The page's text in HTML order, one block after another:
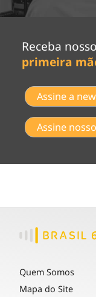
Receba
primeira
Assine a
Assine
Quem Somos
Mapa do Site